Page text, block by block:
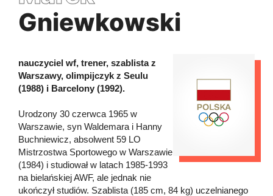
Gniewkowski
nauczyciel wf, trener, szablista z
Warszawy, olimpijczyk z Seulu
(1988) i Barcelony (1992).
Urodzony 30 czerwca 1965 w
Warszawie, syn Waldemara i Hanny
Buchniewicz, absolwent 59 LO
Mistrzostwa Sportowego w Warszawie
(1984) i studiował w latach 1985-1993
na bielańskiej AWF, ale jednak nie
ukończył studiów. Szablista (185 cm, 84 kg) uczelnianego